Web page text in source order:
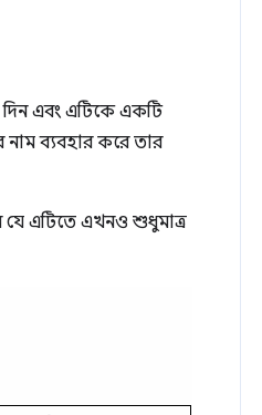
দিন এবং এটিকে একটি
নাম ব্যবহার করে তার
এটিতে এখনও শুধুমাত্র